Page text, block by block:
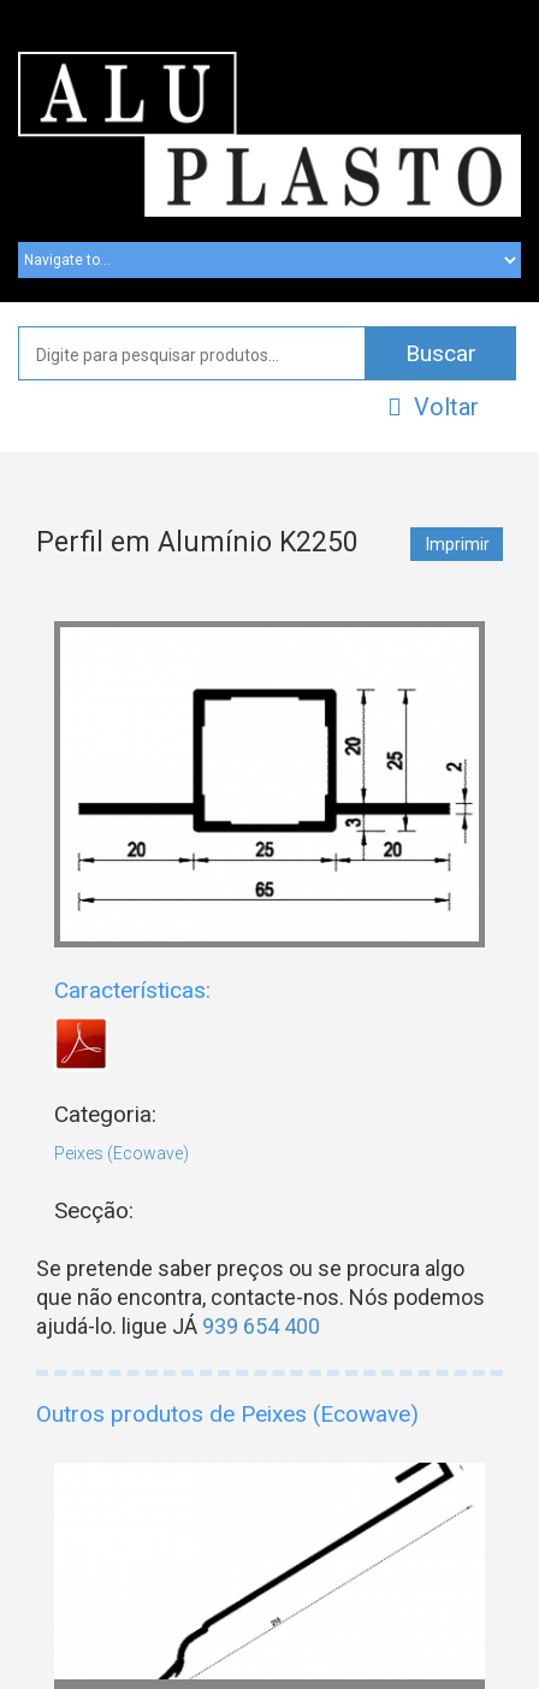
Voltar
Perfil em Alumínio K2250 Imprimir
Características:
Categoria:
Peixes (Ecowave)
Secção:
Se pretende saber preços ou se procura algo
que não encontra, contacte-nos. Nós podemos
ajudá-lo. ligue JÁ 939 654 400
Outros produtos de Peixes (Ecowave)